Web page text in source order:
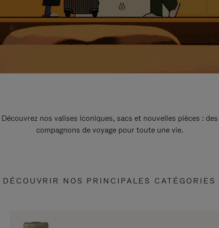
Découvrez nos valises iconiques, sacs et nouvelles pièces : des
compagnons de voyage pour toute une vie.
DÉCOUVRIR NOS PRINCIPALES CATÉGORIES